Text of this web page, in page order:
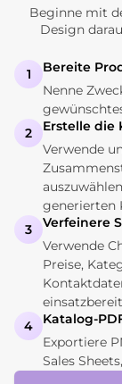
Beginne mit
Design
1
Bereite
Nenne
2
Erstelle die
Verwende
generierten
3
Verfeinere
Verwende
Preise,
4
Katalog-
Exportiere
Sales